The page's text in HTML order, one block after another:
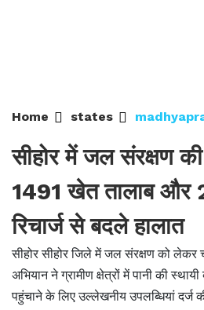
Home states
सीहोर में जल संरक्षण
1491 खेत तालाब और
रिचार्ज से बदले हालात
सीहोर सीहोर जिले में जल संरक्षण को लेकर
अभियान ने ग्रामीण क्षेत्रों में पानी की
पहुंचाने के लिए उल्लेखनीय उपलब्धियां दर्ज